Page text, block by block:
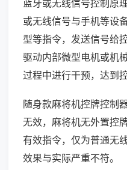
蓝牙或无线信号控制原
或无线信号与手机等设
型等指令，发送信号给
驱动内部微型电机或机
过程中进行干预，达到
随身款麻将机控牌控制
无效，麻将机无外置控
有效指令，仅为普通无
效果与实际严重不符。